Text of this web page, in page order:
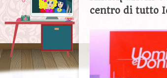
centro di tutto